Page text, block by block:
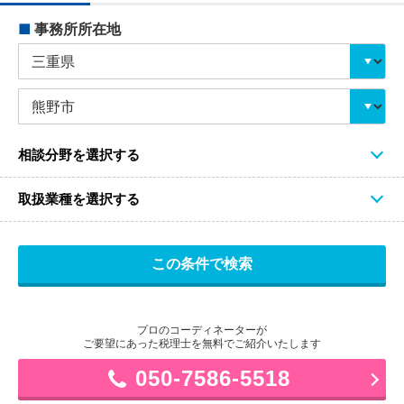
■ 事務所所在地
相談分野を選択する
取扱業種を選択する
プロのコーディネーターが
ご要望にあった税理士を無料でご紹介いたします
050-7586-5518